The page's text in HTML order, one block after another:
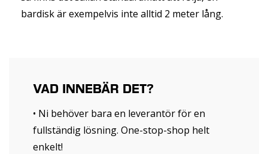
bardisk är exempelvis inte alltid 2 meter lång.
VAD INNEBÄR DET?
• Ni behöver bara en leverantör för en
fullständig lösning. One-stop-shop helt
enkelt!